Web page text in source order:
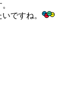
ですね。